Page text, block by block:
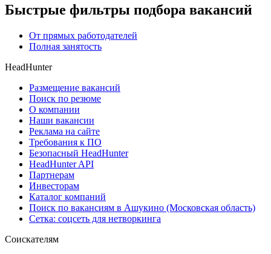
Быстрые фильтры подбора вакансий
От прямых работодателей
Полная занятость
HeadHunter
Размещение вакансий
Поиск по резюме
О компании
Наши вакансии
Реклама на сайте
Требования к ПО
Безопасный HeadHunter
HeadHunter API
Партнерам
Инвесторам
Каталог компаний
Поиск по вакансиям в Ашукино (Московская область)
Сетка: соцсеть для нетворкинга
Соискателям